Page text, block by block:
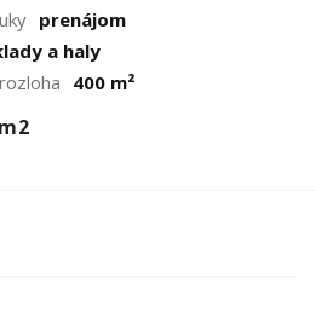
prenájom
a haly
400 m²